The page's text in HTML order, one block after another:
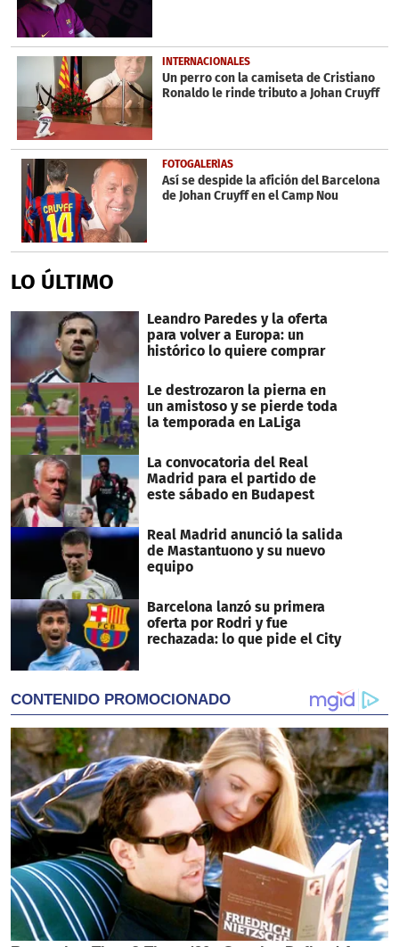
INTERNACIONALES
Un perro con la camiseta de Cristiano
Ronaldo le rinde tributo a Johan Cruyff
FOTOGALERÍAS
Así se despide la afición del Barcelona
de Johan Cruyff en el Camp Nou
LO ÚLTIMO
Leandro Paredes y la oferta
para volver a Europa: un
histórico lo quiere comprar
Le destrozaron la pierna en
un amistoso y se pierde toda
la temporada en LaLiga
La convocatoria del Real
Madrid para el partido de
este sábado en Budapest
Real Madrid anunció la salida
de Mastantuono y su nuevo
equipo
Barcelona lanzó su primera
oferta por Rodri y fue
rechazada: lo que pide el City